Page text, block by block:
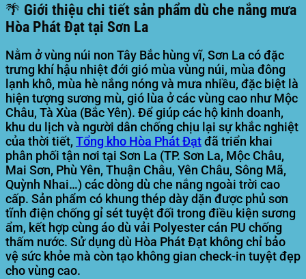
🌴 Giới thiệu chi tiết sản phẩm dù che nắng mưa
Hòa Phát Đạt tại Sơn La
Nằm ở vùng núi non Tây Bắc hùng vĩ, Sơn La có đặc
trưng khí hậu nhiệt đới gió mùa vùng núi, mùa đông
lạnh khô, mùa hè nắng nóng và mưa nhiều, đặc biệt là
hiện tượng sương mù, gió lùa ở các vùng cao như Mộc
Châu, Tà Xùa (Bắc Yên). Để giúp các hộ kinh doanh,
khu du lịch và người dân chống chịu lại sự khắc nghiệt
của thời tiết, Tổng kho Hòa Phát Đạtđã triển khai
phân phối tận nơi tại Sơn La (TP. Sơn La, Mộc Châu,
Mai Sơn, Phù Yên, Thuận Châu, Yên Châu, Sông Mã,
Quỳnh Nhai…) các dòng dù che nắng ngoài trời cao
cấp. Sản phẩm có khung thép dày dặn được phủ sơn
tĩnh điện chống gỉ sét tuyệt đối trong điều kiện sương
ẩm, kết hợp cùng áo dù vải Polyester cán PU chống
thấm nước. Sử dụng dù Hòa Phát Đạt không chỉ bảo
vệ sức khỏe mà còn tạo không gian check-in tuyệt đẹp
cho vùng cao.